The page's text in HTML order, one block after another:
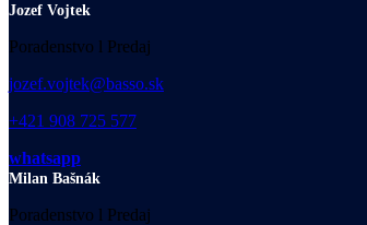
Jozef Vojtek
Poradenstvo l Predaj
jozef.vojtek@basso.sk
+421 908 725 577
whatsapp
Milan Bašnák
Poradenstvo l Predaj